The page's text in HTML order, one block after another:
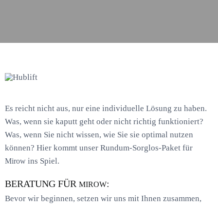
Es reicht nicht aus, nur eine individuelle Lösung zu haben.
Was, wenn sie kaputt geht oder nicht richtig funktioniert?
Was, wenn Sie nicht wissen, wie Sie sie optimal nutzen
können? Hier kommt unser Rundum-Sorglos-Paket für
Mirow ins Spiel.
BERATUNG FÜR MIROW:
Bevor wir beginnen, setzen wir uns mit Ihnen zusammen,